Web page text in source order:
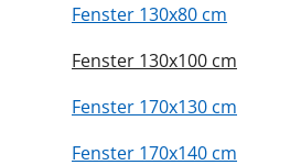
Fenster 130x80 cm
Fenster 130x100 cm
Fenster 170x130 cm
Fenster 170x140 cm